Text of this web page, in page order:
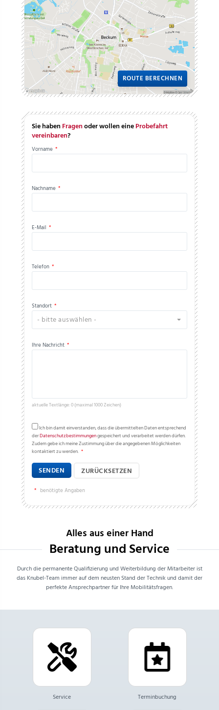
ROUTE BERECHNEN
Sie haben Fragenoder wollen eineProbefahrt
vereinbaren?
Vorname *
Nachname *
E-Mail *
Telefon *
Standort *
- bitte auswählen -
Ihre Nachricht *
aktuelle Textlänge: 0 (maximal 1000 Zeichen)
Ich bin damit einverstanden, dass die übermittelten Daten entsprechend
derDatenschutzbestimmungengespeichert und verarbeitet werden dürfen.
Zudem gebe ich meine Zustimmung über die angegebenen Möglichkeiten
kontaktiert zu werden. *
SENDEN ZURÜCKSETZEN
* benötigte Angaben
Alles aus einer Hand
Beratung und Service
Durch die permanente Qualifizierung und Weiterbildung der Mitarbeiter ist
das Knubel-Team immer auf dem neusten Stand der Technik und damit der
perfekte Ansprechpartner für Ihre Mobilitätsfragen.
Service Terminbuchung